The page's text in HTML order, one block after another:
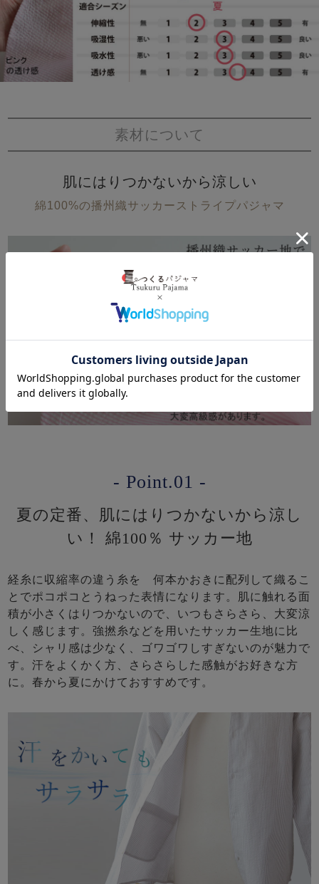
素材について
肌にはりつかないから涼しい
綿100%の播州織サッカーストライプパジャマ
- Point.01 -
夏の定番、肌にはりつかないから涼し
い！ 綿100％ サッカー地
経糸に収縮率の違う糸を 何本かおきに配列して織るこ
とでポコポコとうねった表情になります。肌に触れる面
積が小さくはりつかないので、いつもさらさら、大変涼
しく感じます。強撚糸などを用いたサッカー生地に比
べ、シャリ感は少なく、ゴワゴワしすぎないのが魅力で
す。汗をよくかく方、さらさらした感触がお好きな方
に。春から夏にかけておすすめです。